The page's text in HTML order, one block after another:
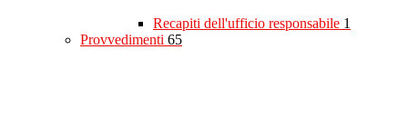
Recapiti dell'ufficio responsabile 1
Provvedimenti 65